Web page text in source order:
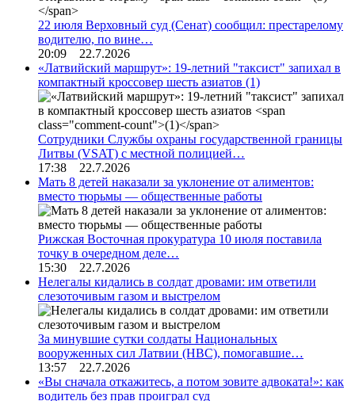
22 июля Верховный суд (Сенат) сообщил: престарелому
водителю, по вине…
20:09 22.7.2026
«Латвийский маршрут»: 19-летний "таксист" запихал в
компактный кроссовер шесть азиатов (1)
Сотрудники Службы охраны государственной границы
Литвы (VSAT) с местной полицией…
17:38 22.7.2026
Мать 8 детей наказали за уклонение от алиментов:
вместо тюрьмы — общественные работы
Рижская Восточная прокуратура 10 июля поставила
точку в очередном деле…
15:30 22.7.2026
Нелегалы кидались в солдат дровами: им ответили
слезоточивым газом и выстрелом
За минувшие сутки солдаты Национальных
вооруженных сил Латвии (НВС), помогавшие…
13:57 22.7.2026
«Вы сначала откажитесь, а потом зовите адвоката!»: как
водитель без прав проиграл суд